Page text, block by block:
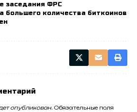
заседания ФРС
большего количества биткоинов
опубликован. Обязательные поля